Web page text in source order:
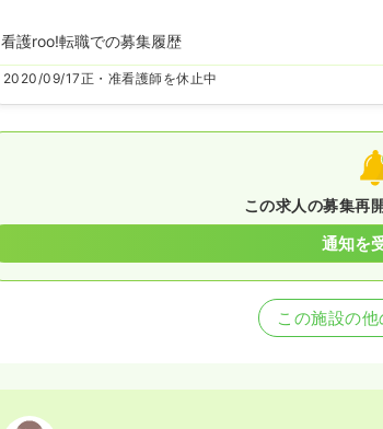
看護roo!転職での募集履歴
2020/09/17正・准看護師を休止中
この求人の募集再
通知を
この施設の